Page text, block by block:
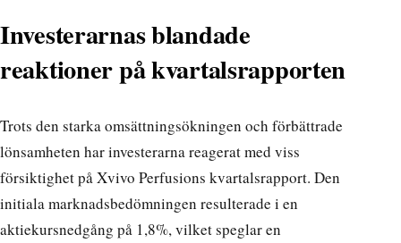
Investerarnas blandade
reaktioner på kvartalsrapporten
Trots den starka omsättningsökningen och förbättrade
lönsamheten har investerarna reagerat med viss
försiktighet på Xvivo Perfusions kvartalsrapport. Den
initiala marknadsbedömningen resulterade i en
aktiekursnedgång på 1,8%, vilket speglar en